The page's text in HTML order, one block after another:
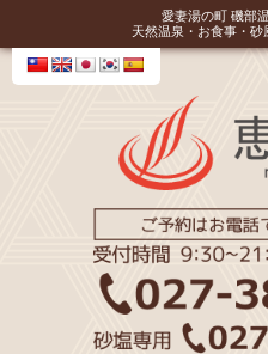
愛妻湯の町 磯部
天然温泉・お食事・